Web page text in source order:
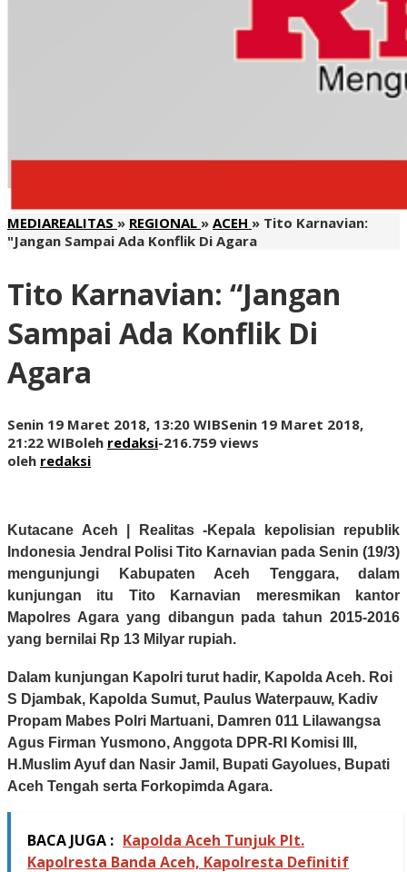
MEDIAREALITAS » REGIONAL » ACEH » Tito Karnavian:
"Jangan Sampai Ada Konflik Di Agara
Tito Karnavian: “Jangan
Sampai Ada Konflik Di
Agara
Senin 19 Maret 2018, 13:20 WIBSenin 19 Maret 2018,
21:22 WIBoleh redaksi-216.759 views
oleh redaksi
Kutacane Aceh | Realitas-Kepala kepolisian republik
Indonesia Jendral Polisi Tito Karnavian pada Senin (19/3)
mengunjungi Kabupaten Aceh Tenggara, dalam
kunjungan itu Tito Karnavian meresmikan kantor
Mapolres Agara yang dibangun pada tahun 2015-2016
yang bernilai Rp 13 Milyar rupiah.
Dalam kunjungan Kapolri turut hadir, Kapolda Aceh. Roi
S Djambak, Kapolda Sumut, Paulus Waterpauw, Kadiv
Propam Mabes Polri Martuani, Damren 011 Lilawangsa
Agus Firman Yusmono, Anggota DPR-RI Komisi III,
H.Muslim Ayuf dan Nasir Jamil, Bupati Gayolues, Bupati
Aceh Tengah serta Forkopimda Agara.
BACA JUGA : Kapolda Aceh Tunjuk Plt.
Kapolresta Banda Aceh, Kapolresta Definitif